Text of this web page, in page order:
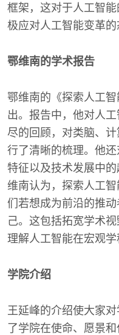
框架，这对于人工智
极应对人工智能变革的
鄂维南的学术报告
鄂维南的《探索人工
出。报告中，他对人
尽的回顾，对类脑、
行了清晰的梳理。他
特征以及技术发展中
维南认为，探索人工
们若想成为前沿的推
己。这包括拓宽学术
理解人工智能在宏观学
学院介绍
王延峰的介绍使大家
了学院在使命、愿景